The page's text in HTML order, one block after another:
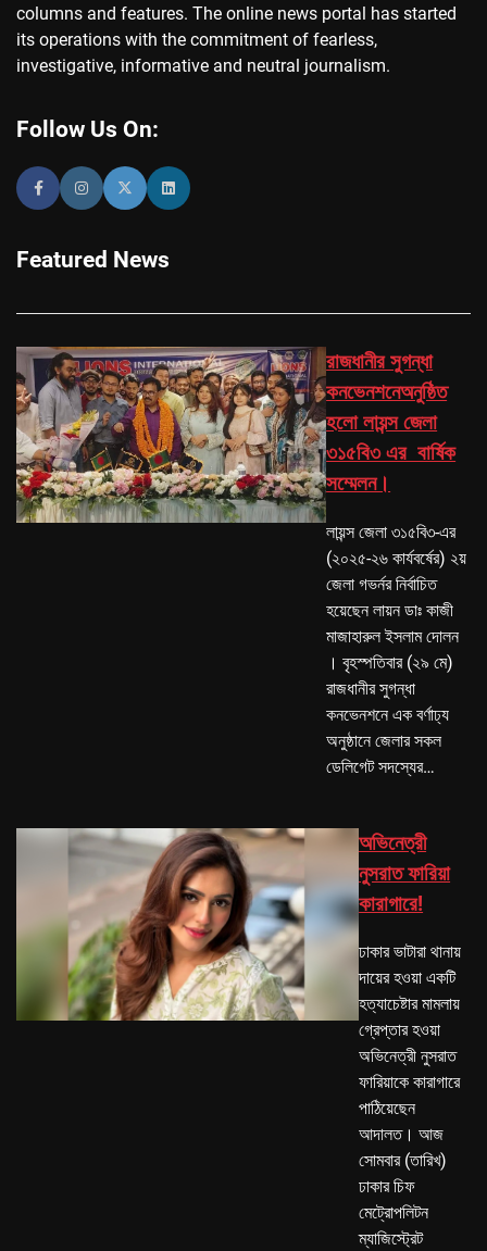
columns and features. The online news portal has started
its operations with the commitment of fearless,
investigative, informative and neutral journalism.
Follow Us On:
Featured News
রাজধানীর সুগন্ধা
কনভেনশনেঅনুষ্ঠিত
হলো লায়ন্স জেলা
৩১৫বি৩ এর বার্ষিক
সম্মেলন।
লায়ন্স জেলা ৩১৫বি৩-এর
(২০২৫-২৬ কার্যবর্ষের) ২য়
জেলা গভর্নর নির্বাচিত
হয়েছেন লায়ন ডাঃ কাজী
মাজাহারুল ইসলাম দোলন
। বৃহস্পতিবার (২৯ মে)
রাজধানীর সুগন্ধা
কনভেনশনে এক বর্ণাঢ্য
অনুষ্ঠানে জেলার সকল
ডেলিগেট সদস্যের…
অভিনেত্রী
নুসরাত ফারিয়া
কারাগারে!
ঢাকার ভাটারা থানায়
দায়ের হওয়া একটি
হত্যাচেষ্টার মামলায়
গ্রেপ্তার হওয়া
অভিনেত্রী নুসরাত
ফারিয়াকে কারাগারে
পাঠিয়েছেন
আদালত। আজ
সোমবার (তারিখ)
ঢাকার চিফ
মেট্রোপলিটন
ম্যাজিস্ট্রেট